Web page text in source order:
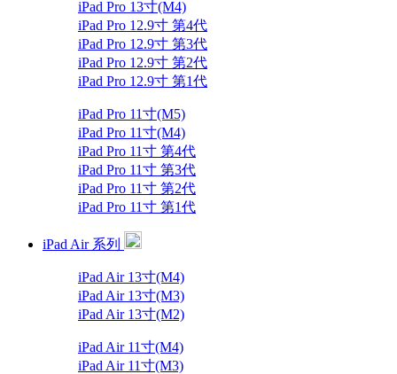
iPad Pro 13寸(M4)
iPad Pro 12.9寸 第4代
iPad Pro 12.9寸 第3代
iPad Pro 12.9寸 第2代
iPad Pro 12.9寸 第1代
iPad Pro 11寸(M5)
iPad Pro 11寸(M4)
iPad Pro 11寸 第4代
iPad Pro 11寸 第3代
iPad Pro 11寸 第2代
iPad Pro 11寸 第1代
iPad Air 系列
iPad Air 13寸(M4)
iPad Air 13寸(M3)
iPad Air 13寸(M2)
iPad Air 11寸(M4)
iPad Air 11寸(M3)